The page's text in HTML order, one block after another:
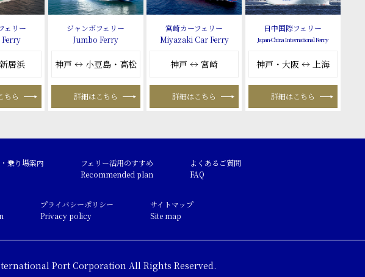
ェリー
Ferry
居浜
ちら
ジャンボフェリー
Jumbo Ferry
神戸 ↔ 小豆島・高松
詳細はこちら
宮崎カーフェリー
Miyazaki Car Ferry
神戸 ↔ 宮崎
詳細はこちら
日中国際フェリー
Japan-China International Ferry
神戸・大阪 ↔ 上海
詳細はこちら
乗り場案内
フェリー活用のすすめ
Recommended plan
よくあるご質問
FAQ
プライバシーポリシー
Privacy policy
サイトマップ
Site map
Port Corporation All Rights Reserved.